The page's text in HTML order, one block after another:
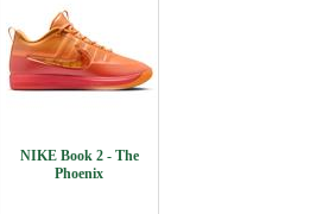
NIKE Book 2 - The
Phoenix